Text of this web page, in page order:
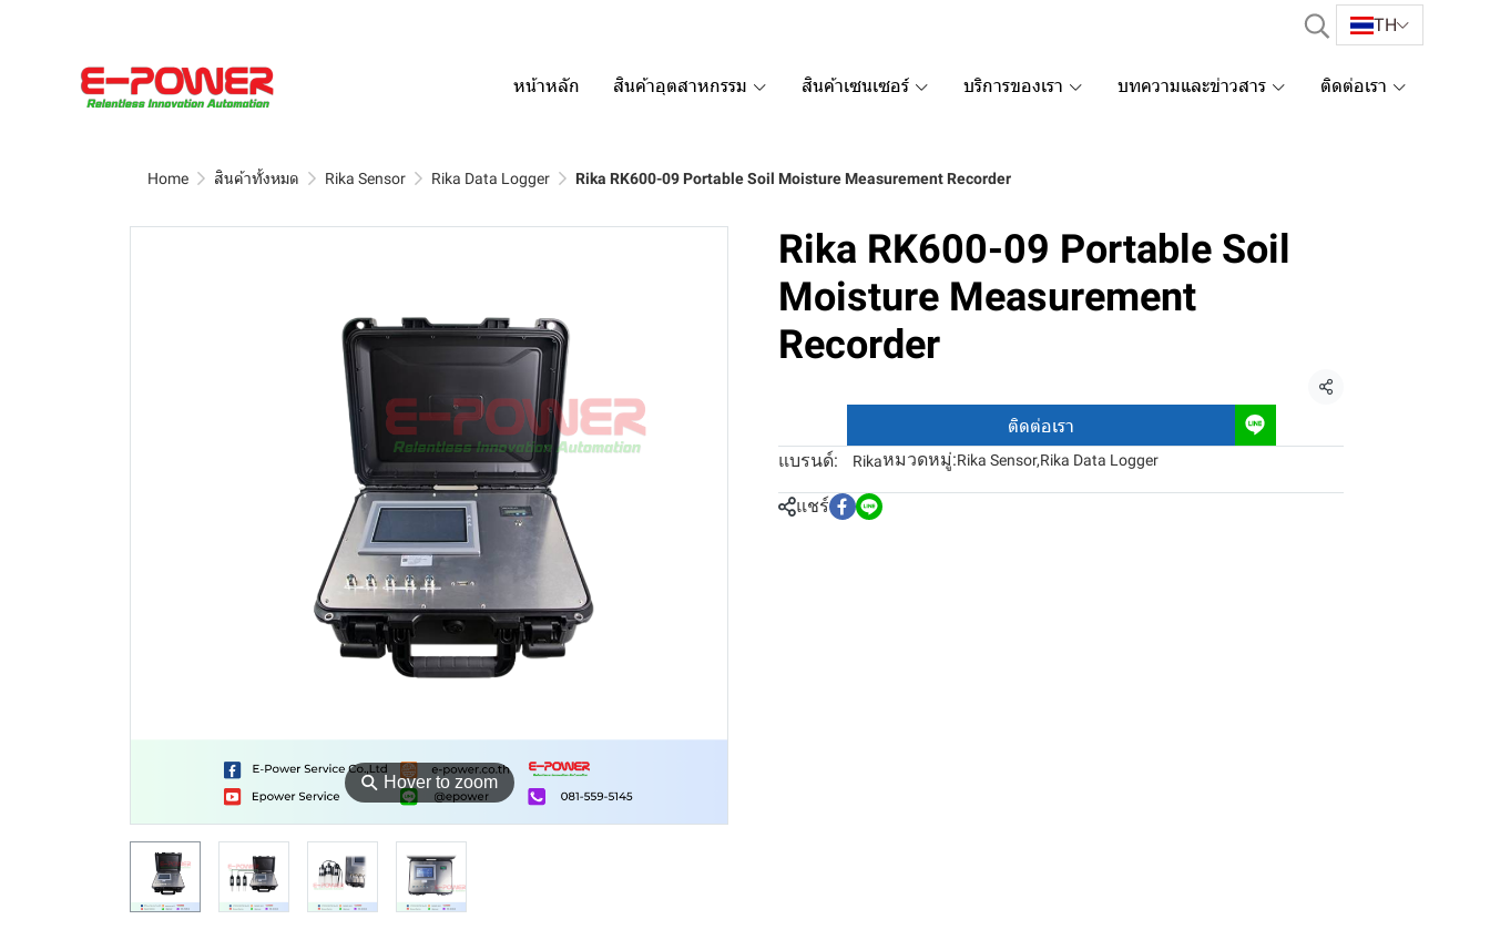
TH
หน้าหลัก สินค้าอุตสาหกรรม สินค้าเซนเซอร์ บริการของเรา บทความและข่าวสาร ติดต่อเรา
Home สินค้าทั้งหมด Rika Sensor Rika Data Logger Rika RK600-09 Portable Soil Moisture Measurement Recorder
⚲Hover to zoom
Rika RK600-09 Portable Soil
Moisture Measurement
Recorder
แชร์
ติดต่อเรา
แบรนด์: Rikaหมวดหมู่:Rika Sensor,Rika Data Logger
แชร์